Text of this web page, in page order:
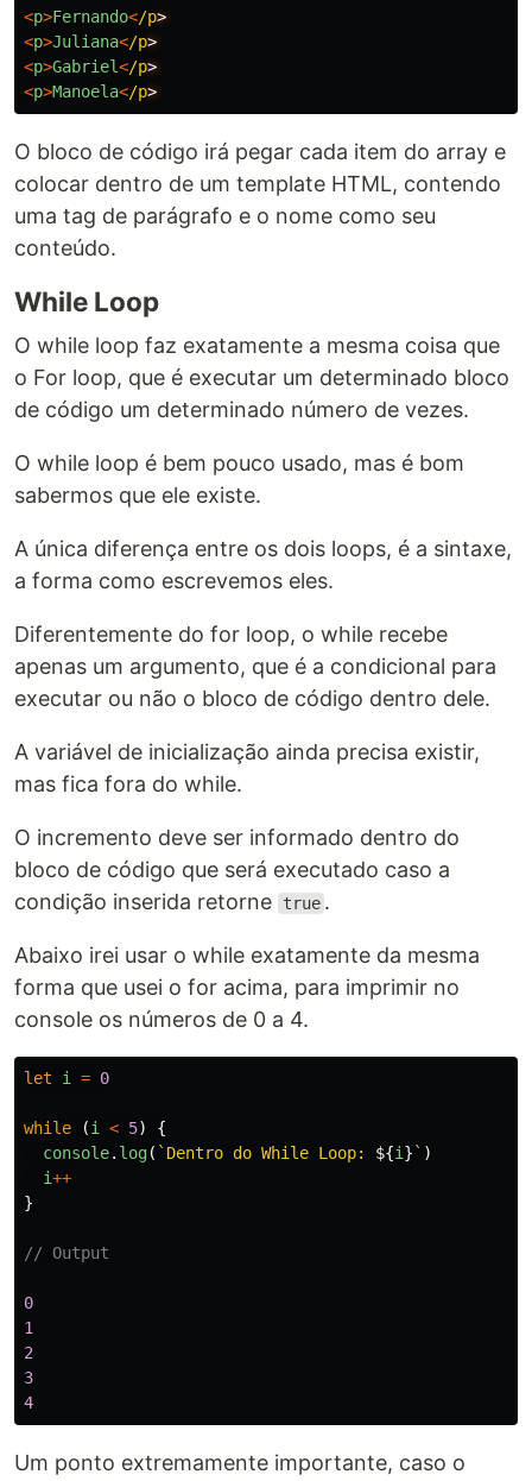
<p>Fernando</p
<p>Juliana</p
<p>Gabriel</p
<p>Manoela</p
O bloco de código irá pegar cada item do array e
colocar dentro de um template HTML, contendo
uma tag de parágrafo e o nome como seu
conteúdo.
While Loop
O while loop faz exatamente a mesma coisa que
o For loop, que é executar um determinado bloco
de código um determinado número de vezes.
O while loop é bem pouco usado, mas é bom
sabermos que ele existe.
A única diferença entre os dois loops, é a sintaxe,
a forma como escrevemos eles.
Diferentemente do for loop, o while recebe
apenas um argumento, que é a condicional para
executar ou não o bloco de código dentro dele.
A variável de inicialização ainda precisa existir,
mas fica fora do while.
O incremento deve ser informado dentro do
bloco de código que será executado caso a
condição inserida retorne
true .
Abaixo irei usar o while exatamente da mesma
forma que usei o for acima, para imprimir no
console os números de 0 a 4.
let i = 0
while (i < 5)
{
console. log( `Dentro do While Loop: ${i } ` )
i++
}
// Output
0
1
2
3
4
Um ponto extremamente importante, caso o